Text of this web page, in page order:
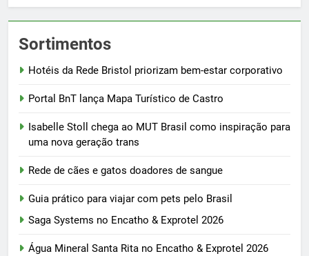
Sortimentos
Hotéis da Rede Bristol priorizam bem-estar corporativo
Portal BnT lança Mapa Turístico de Castro
Isabelle Stoll chega ao MUT Brasil como inspiração para
uma nova geração trans
Rede de cães e gatos doadores de sangue
Guia prático para viajar com pets pelo Brasil
Saga Systems no Encatho & Exprotel 2026
Água Mineral Santa Rita no Encatho & Exprotel 2026